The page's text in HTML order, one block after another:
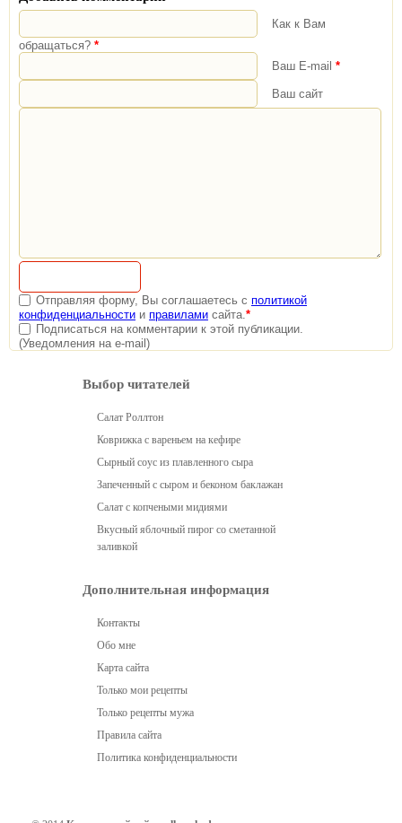
Как к Вам
обращаться? *
Ваш E-mail *
Ваш сайт
Отправляя форму, Вы соглашаетесь с политикой
конфиденциальности и правилами сайта.*
Подписаться на комментарии к этой публикации.
(Уведомления на e-mail)
Выбор читателей
Салат Роллтон
Коврижка с вареньем на кефире
Сырный соус из плавленного сыра
Запеченный с сыром и беконом баклажан
Салат с копчеными мидиями
Вкусный яблочный пирог со сметанной
заливкой
Дополнительная информация
Контакты
Обо мне
Карта сайта
Только мои рецепты
Только рецепты мужа
Правила сайта
Политика конфиденциальности